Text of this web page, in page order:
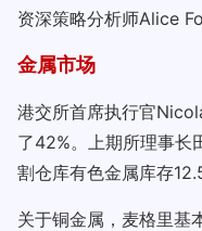
资深策略分析师Alice
金属市场
港交所首席执行官
了42%。上期所理事长
割仓库有色金属库存
关于铜金属，麦格里基